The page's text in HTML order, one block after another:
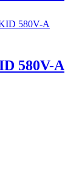
580V-A